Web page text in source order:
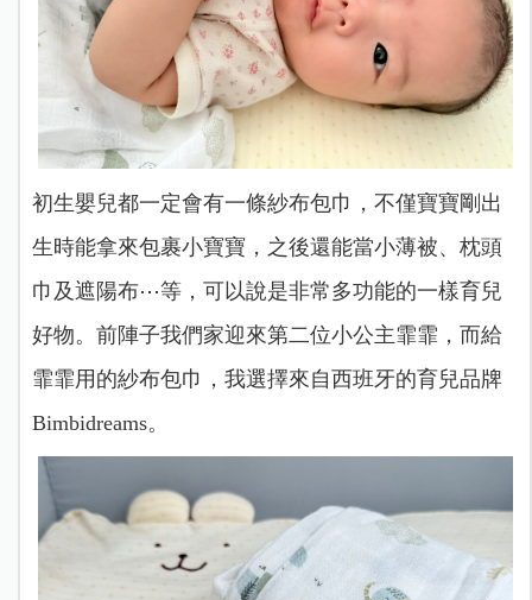
初生嬰兒都一定會有一條紗布包巾，不僅寶寶剛出
生時能拿來包裹小寶寶，之後還能當小薄被、枕頭
巾及遮陽布⋯等，可以說是非常多功能的一樣育兒
好物。前陣子我們家迎來第二位小公主霏霏，而給
霏霏用的紗布包巾，我選擇來自西班牙的育兒品牌
Bimbidreams。